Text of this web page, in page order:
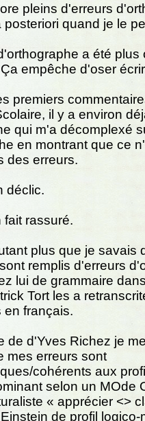
pleins d'erreurs
posteriori quand je le
a été plus
empêche d'oser
premiers
il y a environ
qui m'a décomplexé
en montrant que ce
des erreurs.
déclic.
fait rassuré.
plus que je savais
remplis d'erreurs
lui de grammaire
Tort les a
en français.
de d'Yves Richez je
mes erreurs sont
cohérents aux
selon un MOde
« apprécier <>
de profil logico-